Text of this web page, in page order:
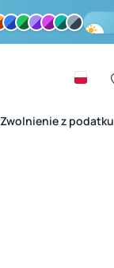
Zwolnienie z podatku